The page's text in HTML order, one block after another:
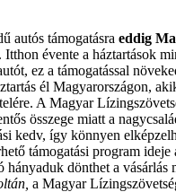
autós támogatásra eddig
. Itthon évente a háztartások
ez a támogatással
él Magyarországon,
A Magyar
összege miatt a
kedv, így könnyen
támogatási program ideje
hányaduk dönthet a vásárlás
a Magyar